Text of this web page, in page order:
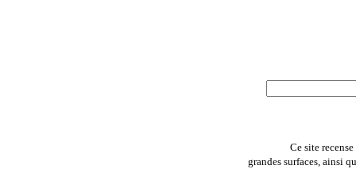
Ce site recense
grandes surfaces, ainsi